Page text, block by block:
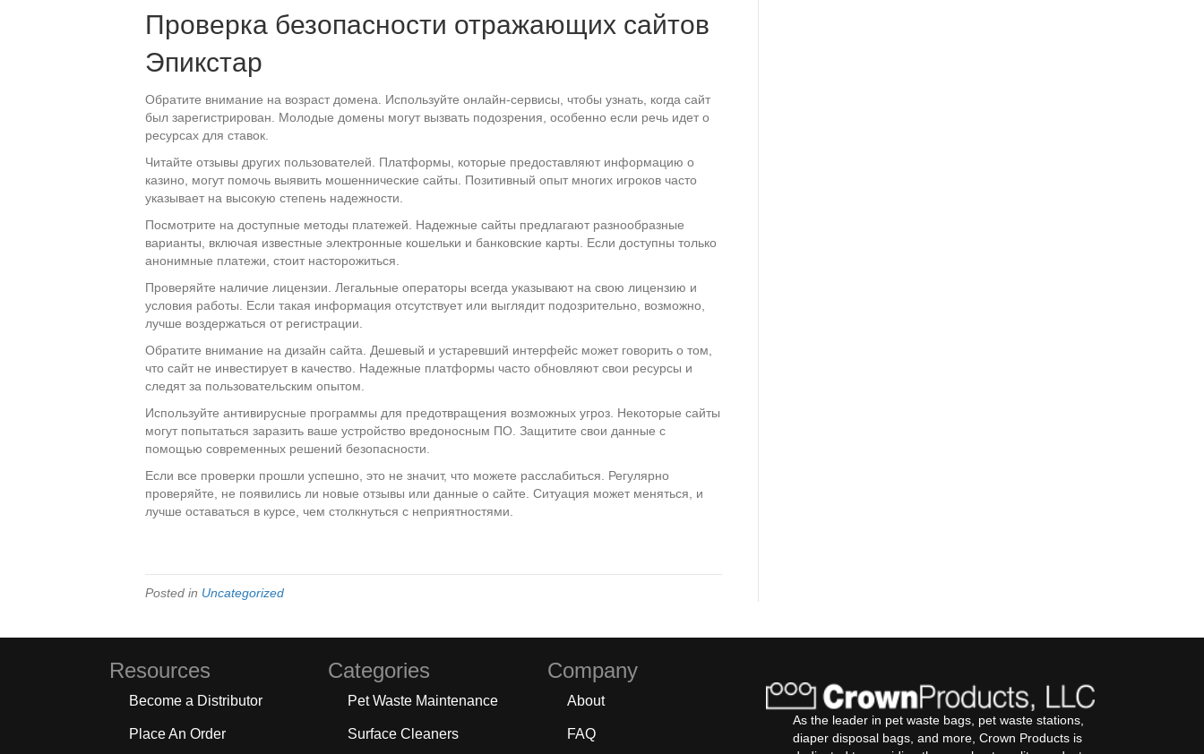
Проверка безопасности отражающих сайтов
Эпикстар
Обратите внимание на возраст домена. Используйте онлайн-сервисы, чтобы узнать, когда сайт
был зарегистрирован. Молодые домены могут вызвать подозрения, особенно если речь идет о
ресурсах для ставок.
Читайте отзывы других пользователей. Платформы, которые предоставляют информацию о
казино, могут помочь выявить мошеннические сайты. Позитивный опыт многих игроков часто
указывает на высокую степень надежности.
Посмотрите на доступные методы платежей. Надежные сайты предлагают разнообразные
варианты, включая известные электронные кошельки и банковские карты. Если доступны только
анонимные платежи, стоит насторожиться.
Проверяйте наличие лицензии. Легальные операторы всегда указывают на свою лицензию и
условия работы. Если такая информация отсутствует или выглядит подозрительно, возможно,
лучше воздержаться от регистрации.
Обратите внимание на дизайн сайта. Дешевый и устаревший интерфейс может говорить о том,
что сайт не инвестирует в качество. Надежные платформы часто обновляют свои ресурсы и
следят за пользовательским опытом.
Используйте антивирусные программы для предотвращения возможных угроз. Некоторые сайты
могут попытаться заразить ваше устройство вредоносным ПО. Защитите свои данные с
помощью современных решений безопасности.
Если все проверки прошли успешно, это не значит, что можете расслабиться. Регулярно
проверяйте, не появились ли новые отзывы или данные о сайте. Ситуация может меняться, и
лучше оставаться в курсе, чем столкнуться с неприятностями.
Posted in Uncategorized
Resources
Become a Distributor
Place An Order
Categories
Pet Waste Maintenance
Surface Cleaners
Company
About
FAQ
As the leader in pet waste bags, pet waste stations,
diaper disposal bags, and more, Crown Products is